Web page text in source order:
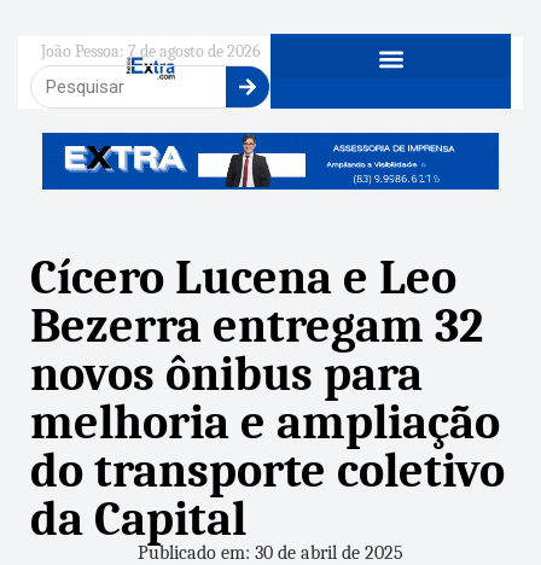
João Pessoa: 7 de agosto de 2026
Cícero Lucena e Leo
Bezerra entregam 32
novos ônibus para
melhoria e ampliação
do transporte coletivo
da Capital
Publicado em: 30 de abril de 2025